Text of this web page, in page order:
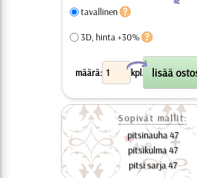
tavallinen
3D, hinta +30%
määrä: kpl.
X
Sopivat mallit:
pitsinauha 47
pitsikulma 47
pitsi sarja 47